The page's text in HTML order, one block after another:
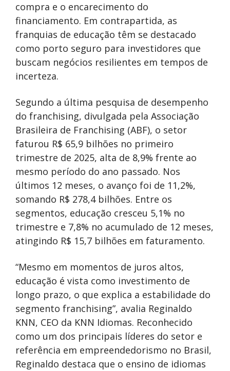
compra e o encarecimento do
financiamento. Em contrapartida, as
franquias de educação têm se destacado
como porto seguro para investidores que
buscam negócios resilientes em tempos de
incerteza.
Segundo a última pesquisa de desempenho
do franchising, divulgada pela Associação
Brasileira de Franchising (ABF), o setor
faturou R$ 65,9 bilhões no primeiro
trimestre de 2025, alta de 8,9% frente ao
mesmo período do ano passado. Nos
últimos 12 meses, o avanço foi de 11,2%,
somando R$ 278,4 bilhões. Entre os
segmentos, educação cresceu 5,1% no
trimestre e 7,8% no acumulado de 12 meses,
atingindo R$ 15,7 bilhões em faturamento.
“Mesmo em momentos de juros altos,
educação é vista como investimento de
longo prazo, o que explica a estabilidade do
segmento franchising”, avalia Reginaldo
KNN, CEO da KNN Idiomas. Reconhecido
como um dos principais líderes do setor e
referência em empreendedorismo no Brasil,
Reginaldo destaca que o ensino de idiomas